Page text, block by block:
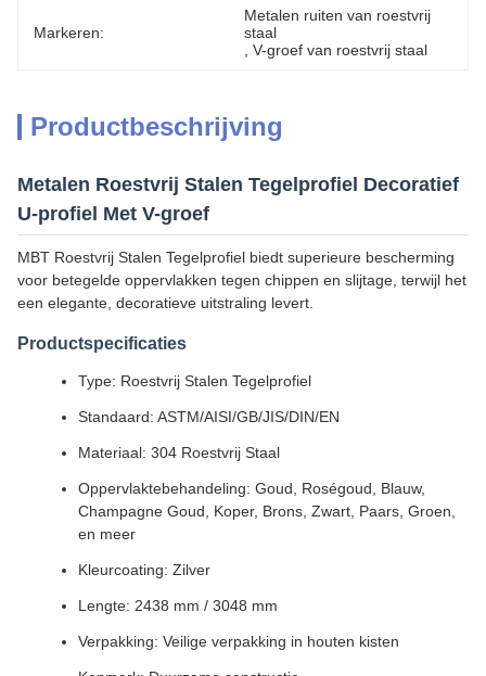
Markeren:
Metalen ruiten van roestvrij
staal
V-groef van roestvrij staal
Productbeschrijving
Metalen Roestvrij Stalen Tegelprofiel Decoratief
U-profiel Met V-groef
MBT Roestvrij Stalen Tegelprofiel biedt superieure bescherming
voor betegelde oppervlakken tegen chippen en slijtage, terwijl het
een elegante, decoratieve uitstraling levert.
Productspecificaties
Type: Roestvrij Stalen Tegelprofiel
Standaard: ASTM/AISI/GB/JIS/DIN/EN
Materiaal: 304 Roestvrij Staal
Oppervlaktebehandeling: Goud, Roségoud, Blauw,
Champagne Goud, Koper, Brons, Zwart, Paars, Groen,
en meer
Kleurcoating: Zilver
Lengte: 2438 mm / 3048 mm
Verpakking: Veilige verpakking in houten kisten